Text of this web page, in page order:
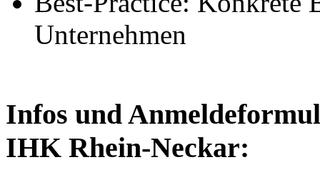
Unternehmen
Infos und
IHK Rhein-Neckar: